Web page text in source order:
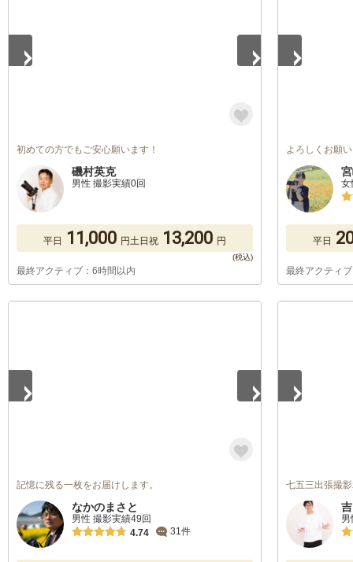
初めての方でもご安心願います！
磯村英克
男性 撮影実績0回
平日 11,000 円土日祝 13,200 円
最終アクティブ：6時間以内
よろしくお願
女
平日
最終アクティ
記憶に残る一枚をお届けします。
なかのまさと
男性 撮影実績49回
4.74
31件
七五三出張撮